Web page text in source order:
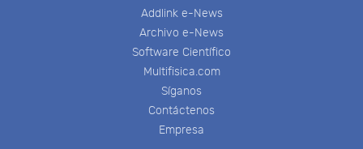
Addlink e-News
Archivo e-News
Software Científico
Multifisica.com
Síganos
Contáctenos
Empresa